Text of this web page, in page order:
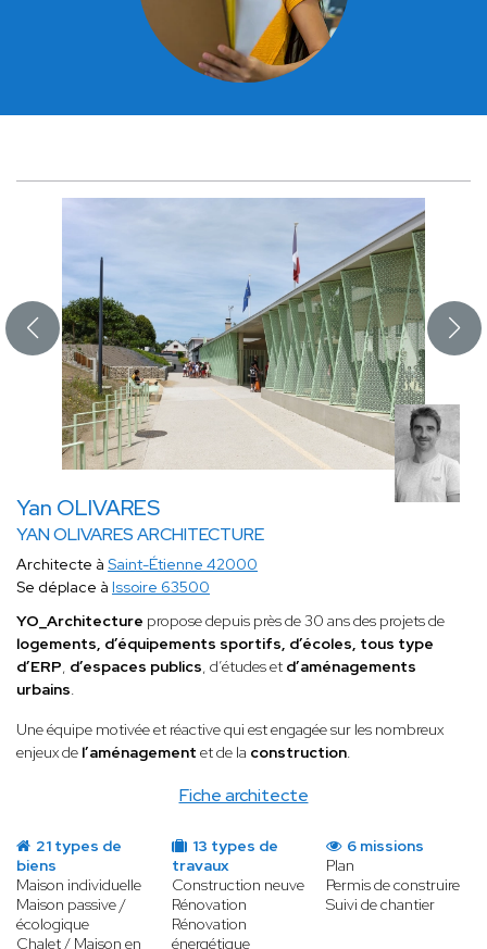
Yan OLIVARES
YAN OLIVARES ARCHITECTURE
Fiche architecte
Architecte à Saint-Étienne 42000
Se déplace à Issoire 63500
YO_Architecture propose depuis près de 30 ans des projets de
logements, d’équipements sportifs, d’écoles, tous type
d’ERP, d’espaces publics, d’études et d’aménagements
urbains.
Une équipe motivée et réactive qui est engagée sur les nombreux
enjeux de l’aménagement et de la construction.
21 types de
biens
Maison individuelle
Maison passive /
écologique
Chalet / Maison en
13 types de
travaux
Construction neuve
Rénovation
Rénovation
énergétique
6 missions
Plan
Permis de construire
Suivi de chantier